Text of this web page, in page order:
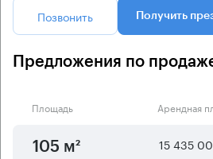
Позвонить Получить
Предложения по
Площадь Арендная
105 м² 15 435